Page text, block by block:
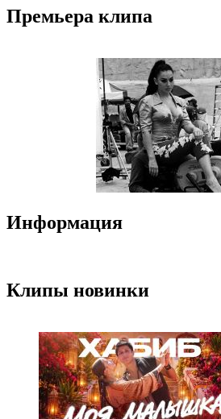
Премьера клипа
Информация
Клипы новинки